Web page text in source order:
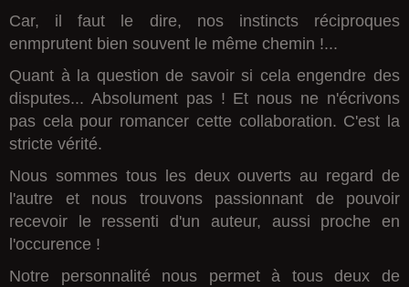
Car, il faut le dire, nos instincts réciproques
enmprutent bien souvent le même chemin !...
Quant à la question de savoir si cela engendre des
disputes... Absolument pas ! Et nous ne n'écrivons
pas cela pour romancer cette collaboration. C'est la
stricte vérité.
Nous sommes tous les deux ouverts au regard de
l'autre et nous trouvons passionnant de pouvoir
recevoir le ressenti d'un auteur, aussi proche en
l'occurence !
Notre personnalité nous permet à tous deux de